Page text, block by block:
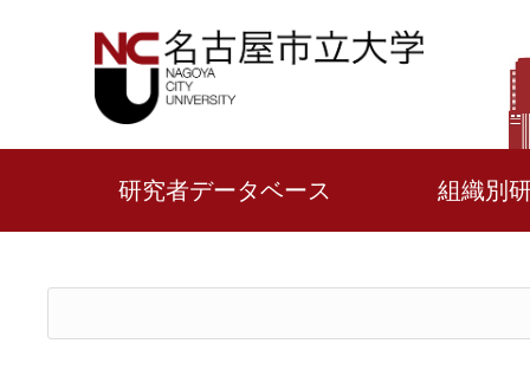
研究者データベース 組織別